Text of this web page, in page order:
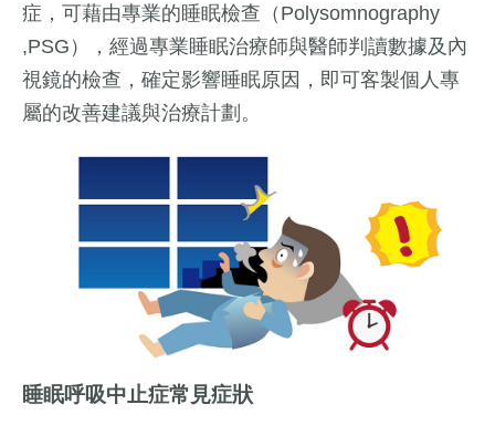
症，可藉由專業的睡眠檢查（Polysomnography
,PSG），經過專業睡眠治療師與醫師判讀數據及內
視鏡的檢查，確定影響睡眠原因，即可客製個人專
屬的改善建議與治療計劃。
睡眠呼吸中止症常見症狀